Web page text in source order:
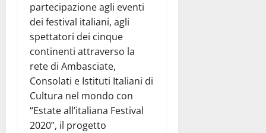
partecipazione agli eventi
dei festival italiani, agli
spettatori dei cinque
continenti attraverso la
rete di Ambasciate,
Consolati e Istituti Italiani di
Cultura nel mondo con
“Estate all’italiana Festival
2020”, il progetto